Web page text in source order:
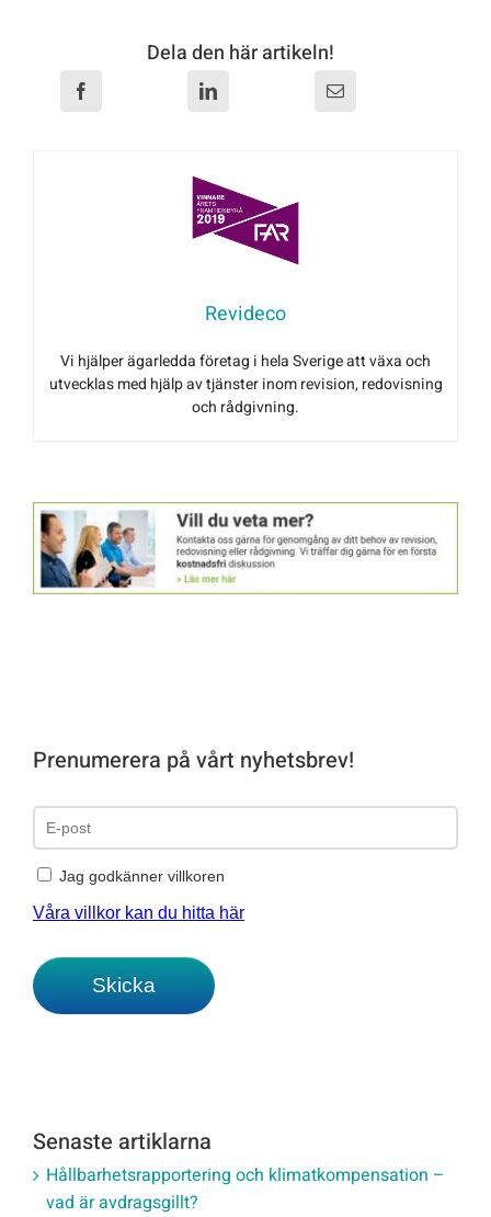
Dela den här artikeln!
Revideco
Vi hjälper ägarledda företag i hela Sverige att växa och
utvecklas med hjälp av tjänster inom revision, redovisning
och rådgivning.
Prenumerera på vårt nyhetsbrev!
Senaste artiklarna
Hållbarhetsrapportering och klimatkompensation –
vad är avdragsgillt?